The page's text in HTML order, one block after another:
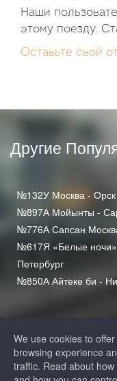
Наши
этому поезду.
Оставьте свой
Другие
№132У Москва - Орск
№897А Мойынты -
№776А Сапсан
№617Я «Белые ночи»
Петербург
№850А Айтеке би -
We use cookies to
browsing experience
traffic. Read about